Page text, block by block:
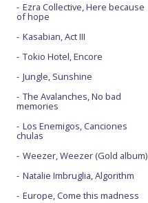
Ezra Collective, Here because
of hope
Kasabian, Act III
Tokio Hotel, Encore
Jungle, Sunshine
The Avalanches, No bad
memories
Los Enemigos, Canciones
chulas
Weezer, Weezer (Gold album)
Natalie Imbruglia, Algorithm
Europe, Come this madness